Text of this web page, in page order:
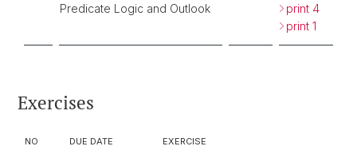
Predicate Logic and Outlook
print 4
print 1
Exercises
NO DUE DATE EXERCISE